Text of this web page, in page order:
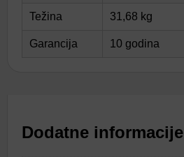
Težina 31,68 kg
Garancija 10 godina
Dodatne informacije